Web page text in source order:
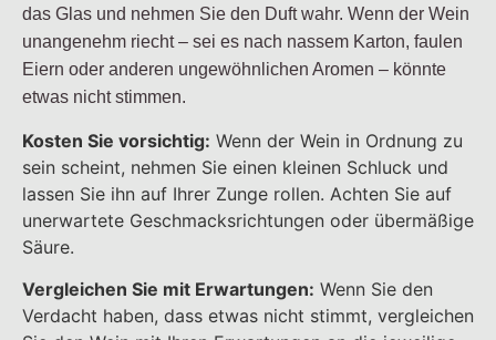
das Glas und nehmen Sie den Duft wahr. Wenn der Wein
unangenehm riecht – sei es nach nassem Karton, faulen
Eiern oder anderen ungewöhnlichen Aromen – könnte
etwas nicht stimmen.
Kosten Sie vorsichtig: Wenn der Wein in Ordnung zu
sein scheint, nehmen Sie einen kleinen Schluck und
lassen Sie ihn auf Ihrer Zunge rollen. Achten Sie auf
unerwartete Geschmacksrichtungen oder übermäßige
Säure.
Vergleichen Sie mit Erwartungen: Wenn Sie den
Verdacht haben, dass etwas nicht stimmt, vergleichen